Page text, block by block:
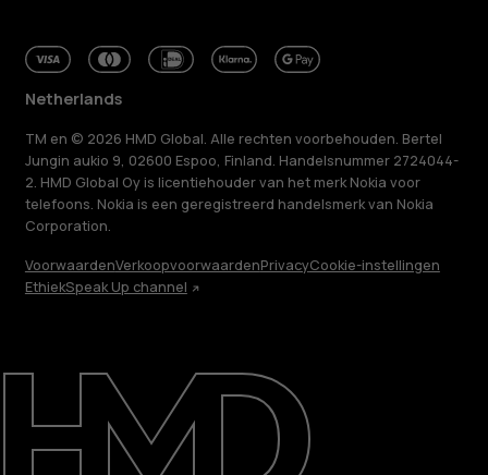
Herstellen, hergebruiken, recyclen
Duurzaamheid
Klantenservice
Netherlands
Netherlands
TM en © 2026 HMD Global. Alle rechten voorbehouden. Bertel
Jungin aukio 9, 02600 Espoo, Finland. Handelsnummer 2724044-
2. HMD Global Oy is licentiehouder van het merk Nokia voor
telefoons. Nokia is een geregistreerd handelsmerk van Nokia
Corporation.
VoorwaardenVerkoopvoorwaardenPrivacyCookie-instellingen
EthiekSpeak Up channel